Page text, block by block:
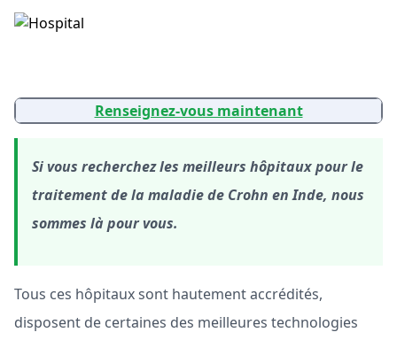
Renseignez-vous maintenant
Si vous recherchez les meilleurs hôpitaux pour le
traitement de la maladie de Crohn en Inde, nous
sommes là pour vous.
Tous ces hôpitaux sont hautement accrédités,
disposent de certaines des meilleures technologies